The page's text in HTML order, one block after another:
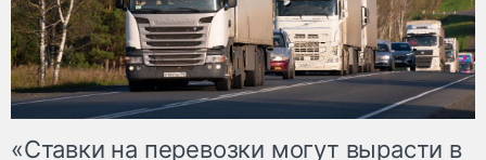
«Ставки на перевозки могут вырасти в